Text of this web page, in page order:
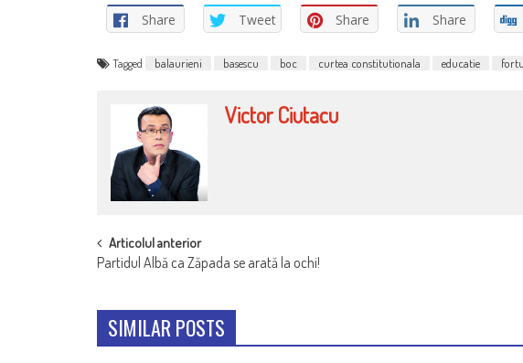
Share Tweet Share Share
Tagged balaurieni basescu boc curtea constitutionala educatie
Victor Ciutacu
POST
NAVIGATION
Articolul anterior
Partidul Albă ca Zăpada se arată la ochi!
SIMILAR POSTS